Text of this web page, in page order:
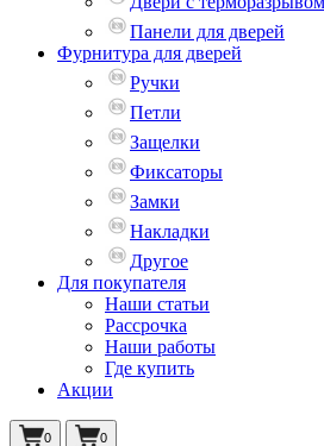
Панели для дверей
Фурнитура для дверей
Ручки
Петли
Защелки
Фиксаторы
Замки
Накладки
Другое
Для покупателя
Наши статьи
Рассрочка
Наши работы
Где купить
Акции
0 0